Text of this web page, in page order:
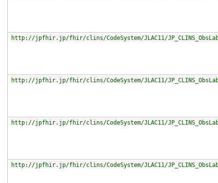
http://jpfhir.jp/fhir/clins/CodeSystem/JLAC11/
http://jpfhir.jp/fhir/clins/CodeSystem/JLAC11/
http://jpfhir.jp/fhir/clins/CodeSystem/JLAC11/
http://jpfhir.jp/fhir/clins/CodeSystem/JLAC11/